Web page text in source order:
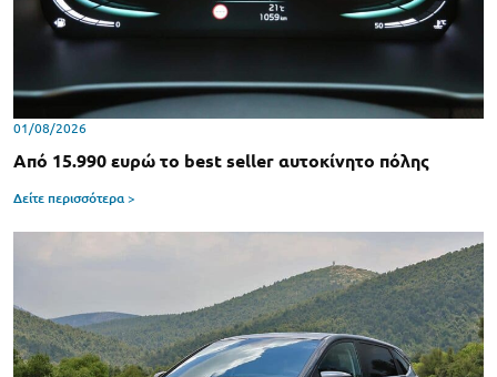
01/08/2026
Από 15.990 ευρώ το best seller αυτοκίνητο πόλης
Δείτε περισσότερα >